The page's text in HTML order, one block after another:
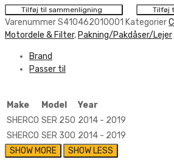
Gasket
quantity
Tilføj til sammenligning Tilføj
VarenummerS410462010001 Kategorier
Motordele & Filter, Pakning/Pakdåser/Lejer
Brand
Passer til
Make Model
Year
SHERCO SER 250 2014 - 2019
SHERCO SER 300 2014 - 2019